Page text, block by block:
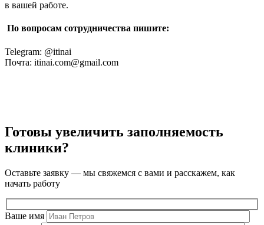
в вашей работе.
По вопросам сотрудничества пишите:
Telegram: @itinai
Почта: itinai.com@gmail.com
Готовы увеличить заполняемость
клиники?
Оставьте заявку — мы свяжемся с вами и расскажем, как
начать работу
Ваше имя